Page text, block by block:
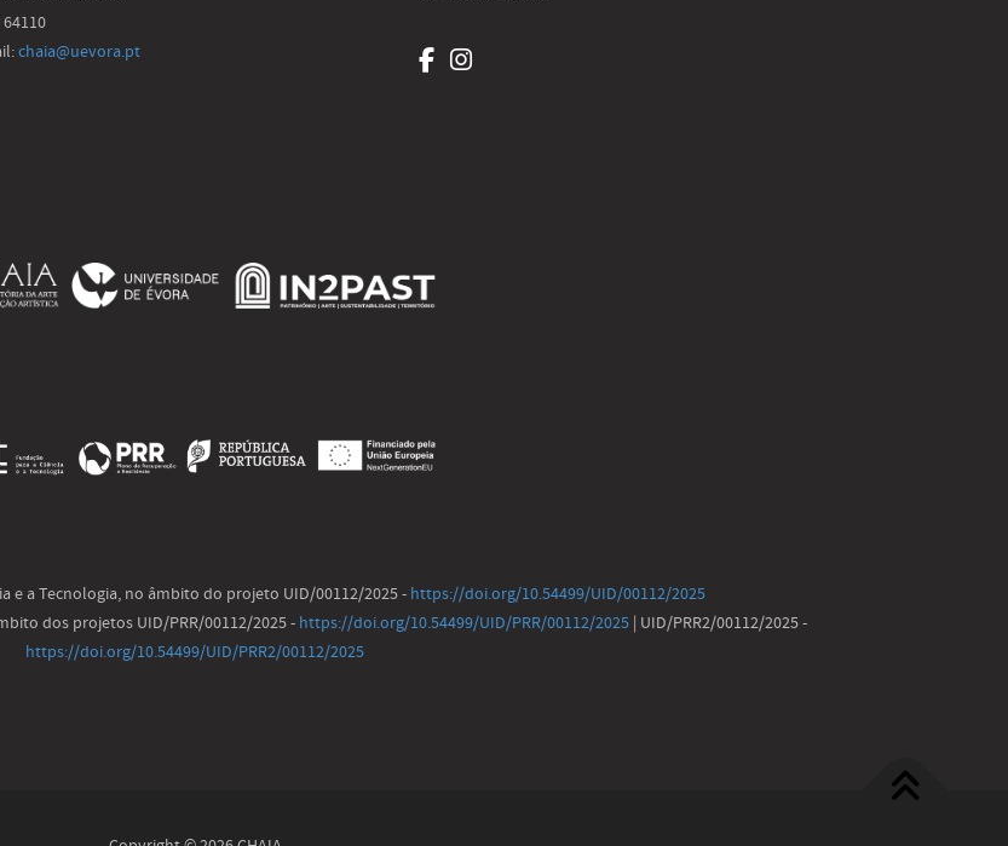
64110
chaia@uevora.pt
e a Tecnologia, no âmbito do projeto UID/00112/2025 - https://doi.org/10.54499/UID/00112/2025
dos projetos UID/PRR/00112/2025 - https://doi.org/10.54499/UID/PRR/00112/2025| UID/PRR2/00112/2025 -
https://doi.org/10.54499/UID/PRR2/00112/2025